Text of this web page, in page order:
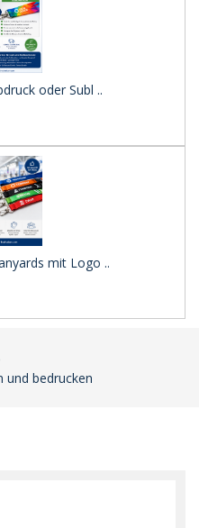
oder Subl ..
mit Logo ..
und bedrucken